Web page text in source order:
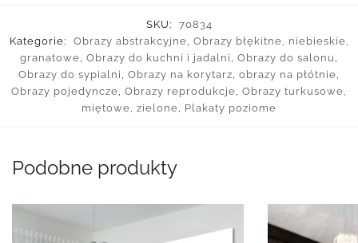
SKU:
70834
Kategorie:
Obrazy abstrakcyjne, Obrazy błękitne, niebieskie,
granatowe, Obrazy do kuchni i jadalni , Obrazy do salonu ,
Obrazy do sypialni , Obrazy na korytarz, obrazy na płótnie,
Obrazy pojedyncze, Obrazy reprodukcje, Obrazy turkusowe,
miętowe, zielone, Plakaty poziome
Podobne produkty